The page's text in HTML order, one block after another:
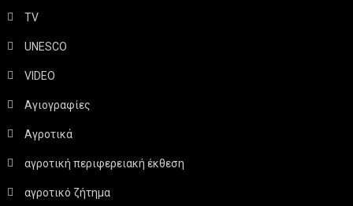
TV
UNESCO
VIDEO
Αγιογραφίες
Αγροτικά
αγροτική περιφερειακή έκθεση
αγροτικό ζήτημα